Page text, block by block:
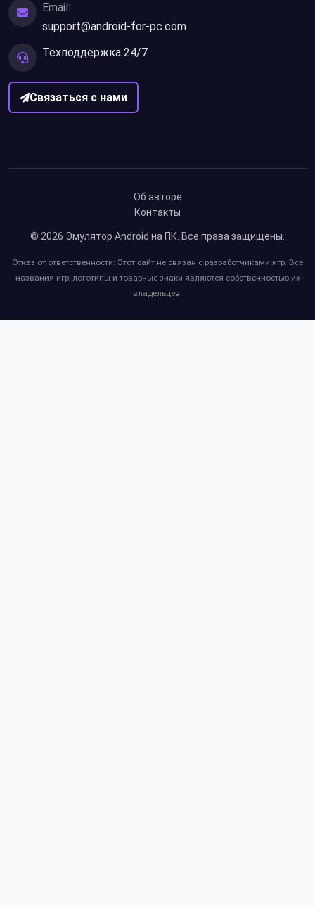
Email:
support@android-for-pc.com
Техподдержка 24/7
Связаться с нами
Об авторе
Контакты
© 2026 Эмулятор Android на ПК. Все права защищены.
Отказ от ответственности: Этот сайт не связан с разработчиками игр. Все
названия игр, логотипы и товарные знаки являются собственностью их
владельцев.